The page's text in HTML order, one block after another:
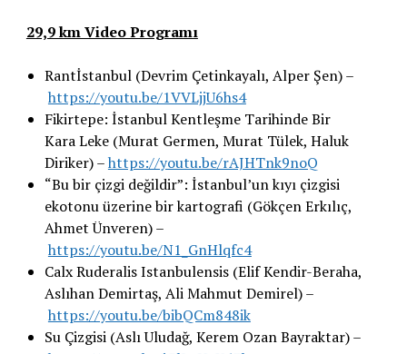
29,9 km Video Programı
Rantİstanbul (Devrim Çetinkayalı, Alper Şen) –
https://youtu.be/1VVLjjU6hs4
Fikirtepe: İstanbul Kentleşme Tarihinde Bir
Kara Leke (Murat Germen, Murat Tülek, Haluk
Diriker) –https://youtu.be/rAJHTnk9noQ
“Bu bir çizgi değildir”: İstanbul’un kıyı çizgisi
ekotonu üzerine bir kartografi (Gökçen Erkılıç,
Ahmet Ünveren) –
https://youtu.be/N1_GnHlqfc4
Calx Ruderalis Istanbulensis (Elif Kendir-Beraha,
Aslıhan Demirtaş, Ali Mahmut Demirel) –
https://youtu.be/bibQCm848ik
Su Çizgisi (Aslı Uludağ, Kerem Ozan Bayraktar) –